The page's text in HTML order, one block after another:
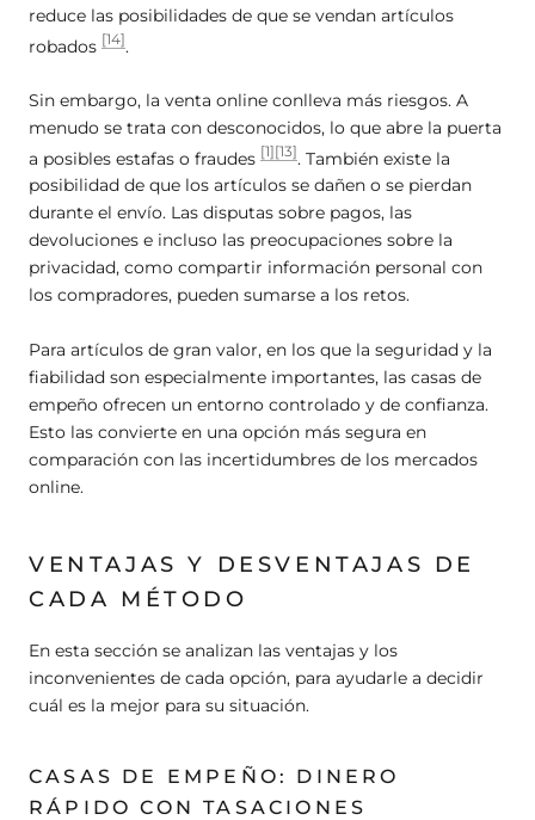
reduce las posibilidades de que se vendan artículos
robados [14] .
Sin embargo, la venta online conlleva más riesgos. A
menudo se trata con desconocidos, lo que abre la puerta
a posibles estafas o fraudes [1] [13] . También existe la
posibilidad de que los artículos se dañen o se pierdan
durante el envío. Las disputas sobre pagos, las
devoluciones e incluso las preocupaciones sobre la
privacidad, como compartir información personal con
los compradores, pueden sumarse a los retos.
Para artículos de gran valor, en los que la seguridad y la
fiabilidad son especialmente importantes, las casas de
empeño ofrecen un entorno controlado y de confianza.
Esto las convierte en una opción más segura en
comparación con las incertidumbres de los mercados
online.
VENTAJAS Y DESVENTAJAS DE
CADA MÉTODO
En esta sección se analizan las ventajas y los
inconvenientes de cada opción, para ayudarle a decidir
cuál es la mejor para su situación.
CASAS DE EMPEÑO: DINERO
RÁPIDO CON TASACIONES